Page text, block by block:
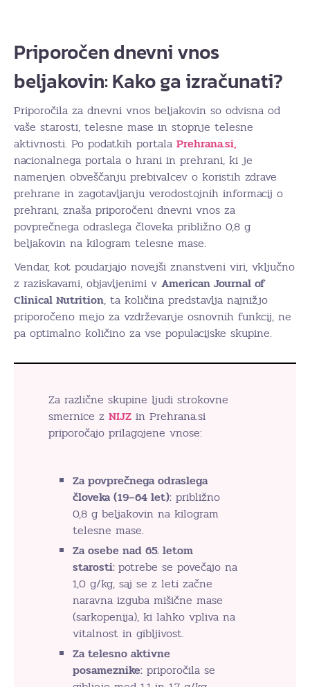
Priporočen dnevni vnos
beljakovin: Kako ga izračunati?
Priporočila za dnevni vnos beljakovin so odvisna od
vaše starosti, telesne mase in stopnje telesne
aktivnosti. Po podatkih portala Prehrana.si,
nacionalnega portala o hrani in prehrani, ki je
namenjen obveščanju prebivalcev o koristih zdrave
prehrane in zagotavljanju verodostojnih informacij o
prehrani, znaša priporočeni dnevni vnos za
povprečnega odraslega človeka približno 0,8 g
beljakovin na kilogram telesne mase.
Vendar, kot poudarjajo novejši znanstveni viri, vključno
z raziskavami, objavljenimi v American Journal of
Clinical Nutrition, ta količina predstavlja najnižjo
priporočeno mejo za vzdrževanje osnovnih funkcij, ne
pa optimalno količino za vse populacijske skupine.
Za različne skupine ljudi strokovne
smernice z NIJZ in Prehrana.si
priporočajo prilagojene vnose:
Za povprečnega odraslega
človeka (19–64 let): približno
0,8 g beljakovin na kilogram
telesne mase.
Za osebe nad 65. letom
starosti: potrebe se povečajo na
1,0 g/kg, saj se z leti začne
naravna izguba mišične mase
(sarkopenija), ki lahko vpliva na
vitalnost in gibljivost.
Za telesno aktivne
posameznike: priporočila se